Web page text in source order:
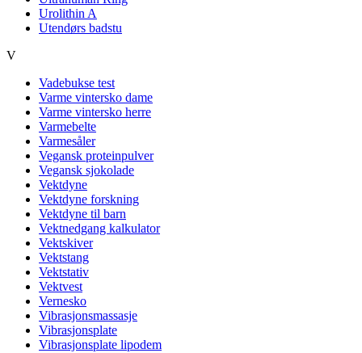
Urolithin A
Utendørs badstu
V
Vadebukse test
Varme vintersko dame
Varme vintersko herre
Varmebelte
Varmesåler
Vegansk proteinpulver
Vegansk sjokolade
Vektdyne
Vektdyne forskning
Vektdyne til barn
Vektnedgang kalkulator
Vektskiver
Vektstang
Vektstativ
Vektvest
Vernesko
Vibrasjonsmassasje
Vibrasjonsplate
Vibrasjonsplate lipodem